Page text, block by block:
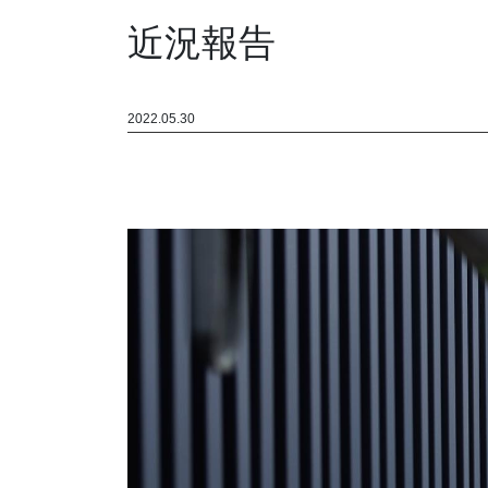
近況報告
2022.05.30